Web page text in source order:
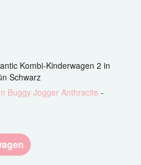
Kombi-Kinderwagen 2 in
Schwarz​
Buggy Jogger Anthracite -